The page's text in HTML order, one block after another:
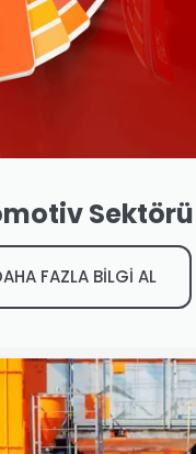
Sektörü
FAZLA BİLGİ AL